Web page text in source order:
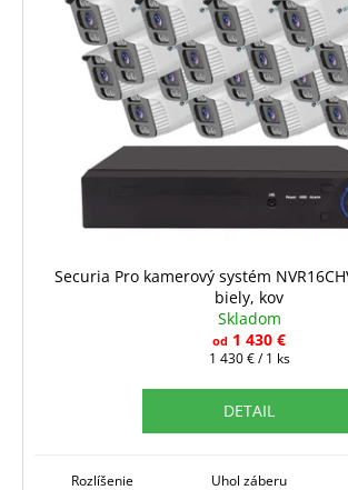
Securia Pro kamerový systém
biely, kov
Skladom
od 1 430 €
Jednotková
1 430 € / 1 ks
DETAIL
Rozlíšenie Uhol záberu